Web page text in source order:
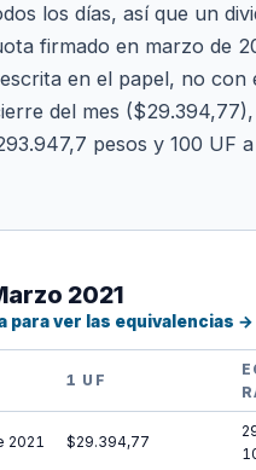
los días, así que un
firmado en marzo de
en el papel, no con
del mes ($29.394,77),
pesos y 100 UF
2021
para ver las equivalencias →
1 UF
2021 $29.394,77